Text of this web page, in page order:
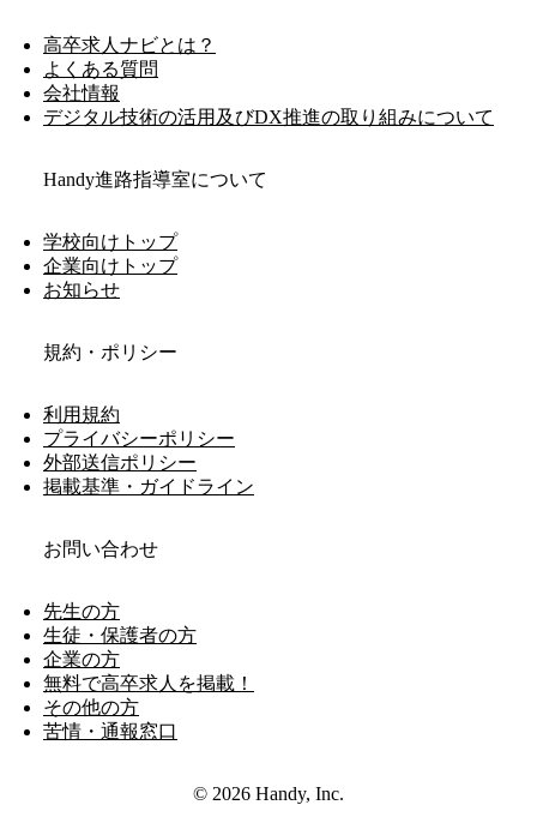
高卒求人ナビとは？
よくある質問
会社情報
デジタル技術の活用及びDX推進の取り組みについて
Handy進路指導室について
学校向けトップ
企業向けトップ
お知らせ
規約・ポリシー
利用規約
プライバシーポリシー
外部送信ポリシー
掲載基準・ガイドライン
お問い合わせ
先生の方
生徒・保護者の方
企業の方
無料で高卒求人を掲載！
その他の方
苦情・通報窓口
© 2026 Handy, Inc.